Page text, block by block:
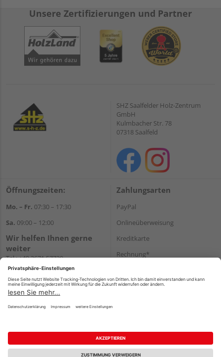
Unsere Zertifizierungen und Partner
SHZ Saalfelder Holz-Zentrum
GmbH
Kulmbacher Str. 78
07318 Saalfeld
Öffnungszeiten:
Mo. – Fr. 07:30 – 17:30
Sa. 09:00 – 12:00
Wir helfen Ihnen gerne
weiter
Tel.:+49 3671 57730
E-Mail:shop@s-h-z.de
Zahlungsarten
PayPal
Onlineüberweisung
Kreditkarte
Rechnung*
Versand
Impressum AGB Widerruf
Datenschutz
Reservierungsbedingungen
Vertrag widerrufen